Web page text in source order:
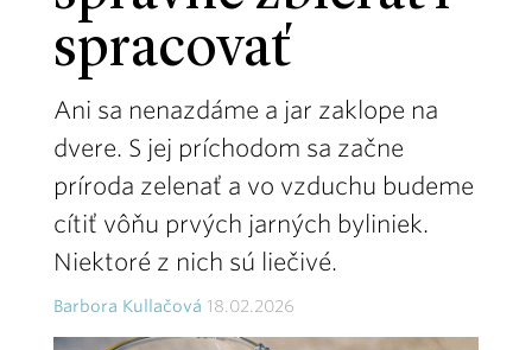
spracovať
Ani sa nenazdáme a jar zaklope na
dvere. S jej príchodom sa začne
príroda zelenať a vo vzduchu budeme
cítiť vôňu prvých jarných byliniek.
Niektoré z nich sú liečivé.
Barbora Kullačová 18.02.2026